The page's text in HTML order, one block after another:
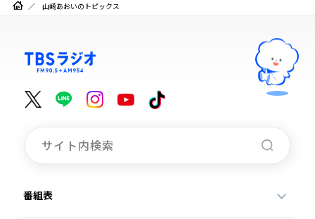
今日の番組表
週間番組表
トピックス
TBS Podcast
イベント・グッズ
山崎あおいのトピックス
番組表